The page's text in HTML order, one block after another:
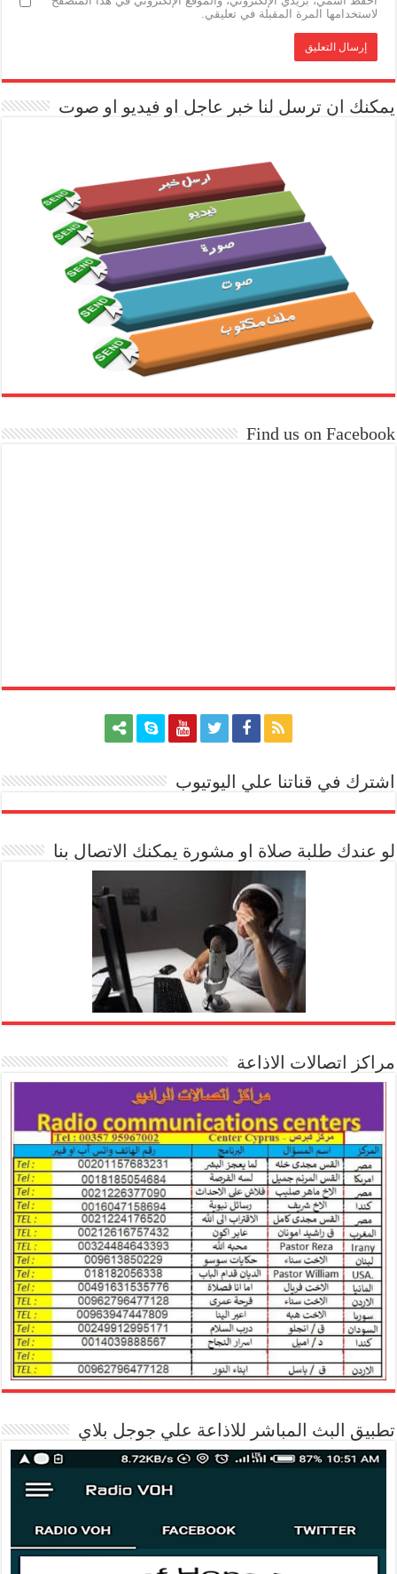
لاستخدامها المرة المقبلة في تعليقي.
يمكنك ان ترسل لنا خبر عاجل او فيديو او صوت
Find us on Facebook
اشترك في قناتنا علي اليوتيوب
لو عندك طلبة صلاة او مشورة يمكنك الاتصال بنا
مراكز اتصالات الاذاعة
تطبيق البث المباشر للاذاعة علي جوجل بلاي